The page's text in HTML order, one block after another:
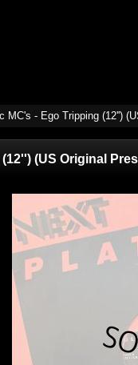
MC's - Ego Tripping (12'')
(US Original